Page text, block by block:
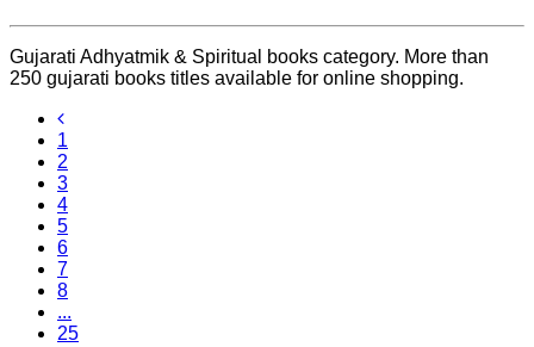
Gujarati Adhyatmik & Spiritual books category. More than
250 gujarati books titles available for online shopping.
1
2
3
4
5
6
7
8
...
25